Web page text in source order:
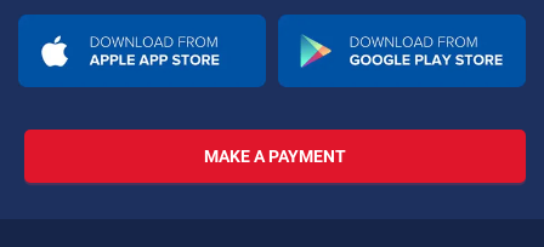
MAKE A PAYMENT